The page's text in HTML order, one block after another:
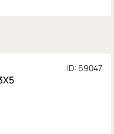
ID: 69047